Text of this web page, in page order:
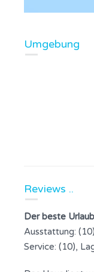
Umgebung
Reviews ..
Der beste
Ausstattung:
Service: (10),